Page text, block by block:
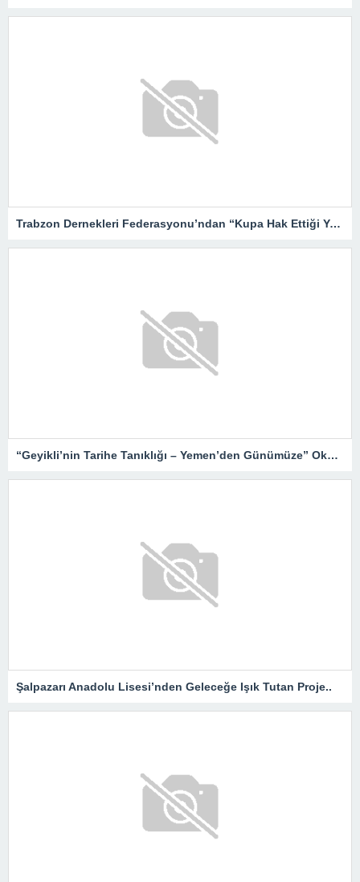
Trabzon Dernekleri Federasyonu’ndan “Kupa Hak Ettiği Yere Verilsin”
“Geyikli’nin Tarihe Tanıklığı – Yemen’den Günümüze” Okurlarıyla Buluşuyor…
Şalpazarı Anadolu Lisesi’nden Geleceğe Işık Tutan Proje..